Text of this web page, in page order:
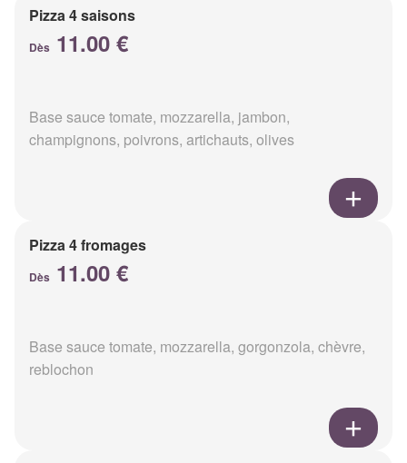
Pizza 4 saisons
Dès 11.00 €
Base sauce tomate, mozzarella, jambon,
champignons, poivrons, artichauts, olives
Pizza 4 fromages
Dès 11.00 €
Base sauce tomate, mozzarella, gorgonzola, chèvre,
reblochon